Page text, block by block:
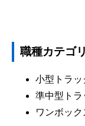
職種カテゴリ
小型トラッ
準中型トラ
ワンボック